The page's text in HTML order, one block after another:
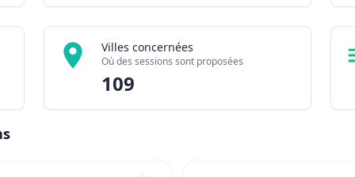
Villes concernées
Où des sessions sont proposées
109